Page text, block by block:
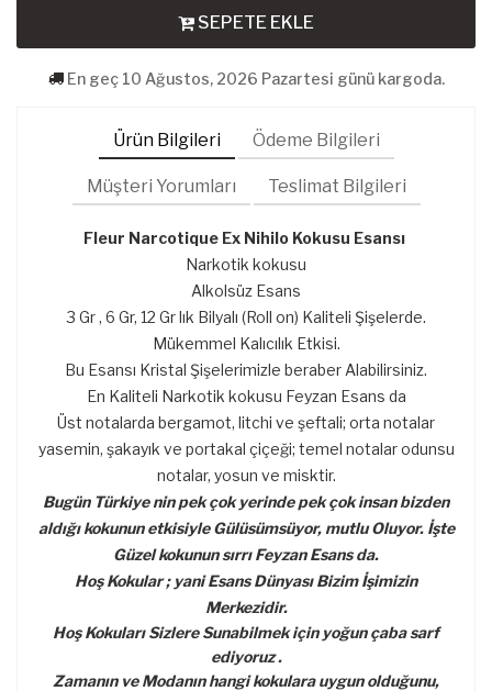
SEPETE EKLE
En geç 10 Ağustos, 2026 Pazartesi günü kargoda.
Ürün Bilgileri Ödeme Bilgileri
Müşteri Yorumları Teslimat Bilgileri
Fleur Narcotique Ex Nihilo Kokusu Esansı
Narkotik kokusu
Alkolsüz Esans
3 Gr , 6 Gr, 12 Gr lık Bilyalı (Roll on) Kaliteli Şişelerde.
Mükemmel Kalıcılık Etkisi.
Bu Esansı Kristal Şişelerimizle beraber Alabilirsiniz.
En Kaliteli Narkotik kokusu Feyzan Esans da
Üst notalarda bergamot, litchi ve şeftali; orta notalar
yasemin, şakayık ve portakal çiçeği; temel notalar odunsu
notalar, yosun ve misktir.
Bugün Türkiye nin pek çok yerinde pek çok insan bizden
aldığı kokunun etkisiyle Gülüsümsüyor, mutlu Oluyor. İşte
Güzel kokunun sırrı Feyzan Esans da.
Hoş Kokular ; yani Esans Dünyası Bizim İşimizin
Merkezidir.
Hoş Kokuları Sizlere Sunabilmek için yoğun çaba sarf
ediyoruz .
Zamanın ve Modanın hangi kokulara uygun olduğunu,